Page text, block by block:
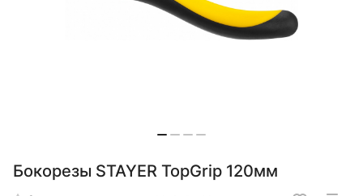
Бокорезы STAYER TopGrip 120мм